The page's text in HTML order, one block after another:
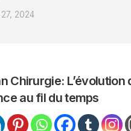
2024
Chirurgie: L’évolution
au fil du temps